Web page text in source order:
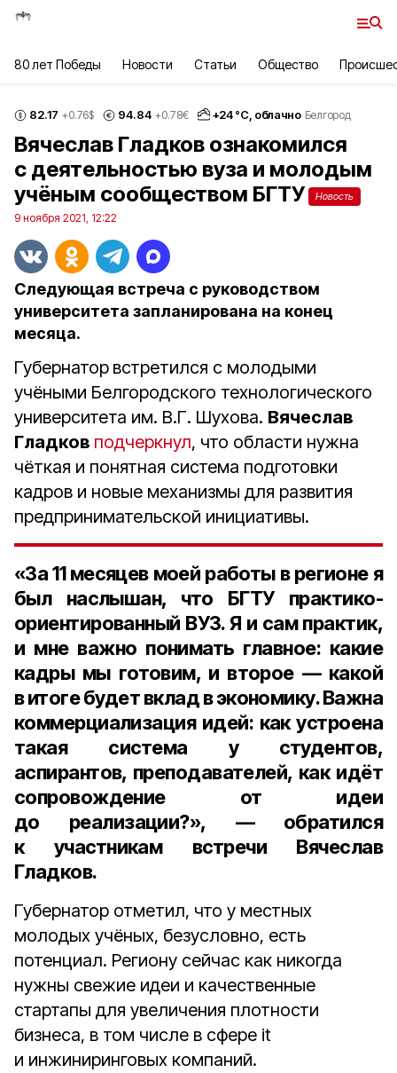
80 лет Победы Новости Статьи Общество
82.17 +0.76$ 94.84 +0.78€ +24°С, облачно Белгород
Вячеслав Гладков ознакомился
с деятельностью вуза и молодым
учёным сообществом БГТУ
Новость
9 ноября 2021, 12:22
Следующая встреча с руководством
университета запланирована на конец
месяца.
Губернатор встретился с молодыми
учёными Белгородского технологического
университета им. В.Г. Шухова. Вячеслав
Гладков подчеркнул, что области нужна
чёткая и понятная система подготовки
кадров и новые механизмы для развития
предпринимательской инициативы.
«За 11 месяцев моей работы в регионе я
был наслышан, что БГТУ практико-
ориентированный ВУЗ. Я и сам практик,
и мне важно понимать главное: какие
кадры мы готовим, и второе — какой
в итоге будет вклад в экономику. Важна
коммерциализация идей: как устроена
такая система у студентов,
аспирантов, преподавателей, как идёт
сопровождение от идеи
до реализации?», — обратился
к участникам встречи Вячеслав
Гладков.
Губернатор отметил, что у местных
молодых учёных, безусловно, есть
потенциал. Региону сейчас как никогда
нужны свежие идеи и качественные
стартапы для увеличения плотности
бизнеса, в том числе в сфере it
и инжиниринговых компаний.